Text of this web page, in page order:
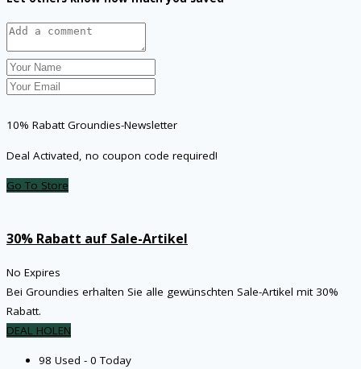
10% Rabatt Groundies-Newsletter
Deal Activated, no coupon code required!
Go To Store
30% Rabatt auf Sale-Artikel
No Expires
Bei Groundies erhalten Sie alle gewünschten Sale-Artikel mit 30%
Rabatt.
DEAL HOLEN
98 Used - 0 Today